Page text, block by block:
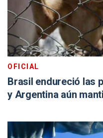
OFICIAL
Brasil endureció las
y Argentina aún